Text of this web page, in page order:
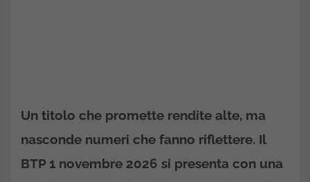
Un titolo che promette rendite alte, ma
nasconde numeri che fanno riflettere. Il
BTP 1 novembre 2026 si presenta con una